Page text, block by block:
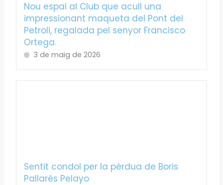
Nou espai al Club que acull una
impressionant maqueta del Pont del
Petroli, regalada pel senyor Francisco
Ortega.
3 de maig de 2026
Sentit condol per la pèrdua de Boris
Pallarès Pelayo